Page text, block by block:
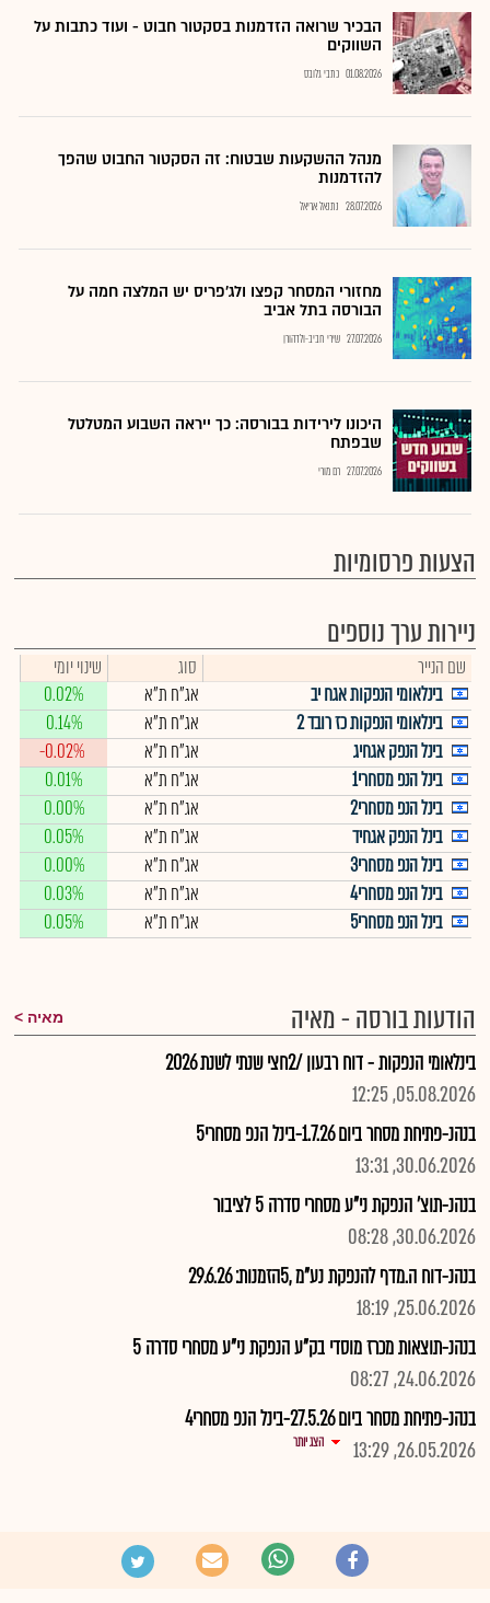
הבכיר שרואה הזדמנות בסקטור חבוט - ועוד כתבות על
השווקים
01.08.2026 כתבי גלובס
מנהל ההשקעות שבטוח: זה הסקטור החבוט שהפך
להזדמנות
28.07.2026 נתנאל אריאל
מחזורי המסחר קפצו ולג'פריס יש המלצה חמה על
הבורסה בתל אביב
27.07.2026 שירי חביב-ולדהורן
היכונו לירידות בבורסה: כך ייראה השבוע המטלטל
שבפתח
27.07.2026 רם מורי
הצעות פרסומיות
ניירות ערך נוספים
שם הנייר סוג
שינוי יומי
בינלאומי הנפקות אגח יב
אג"ח ת"א
0.02%
בינלאומי הנפקות כז רובד 2
אג"ח ת"א
0.14%
בינל הנפק אגחיג
אג"ח ת"א
-0.02%
בינל הנפ מסחרי1
אג"ח ת"א
0.01%
בינל הנפ מסחרי2
אג"ח ת"א
0.00%
בינל הנפק אגחיד
אג"ח ת"א
0.05%
בינל הנפ מסחרי3
אג"ח ת"א
0.00%
בינל הנפ מסחרי4
אג"ח ת"א
0.03%
בינל הנפ מסחרי5
אג"ח ת"א 0.05%
הודעות בורסה - מאיה מאיה
בינלאומי הנפקות - דוח רבעון /2חצי שנתי לשנת 2026
05.08.2026, 12:25
בנהנ-פתיחת מסחר ביום 1.7.26-בינל הנפ מסחרי5
30.06.2026, 13:31
בנהנ-תוצ' הנפקת ני"ע מסחרי סדרה 5 לציבור
30.06.2026, 08:28
בנהנ-דוח ה.מדף להנפקת נע"מ ,5הזמנות: 29.6.26
25.06.2026, 18:19
בנהנ-תוצאות מכרז מוסדי בק"ע הנפקת ני"ע מסחרי סדרה 5
24.06.2026, 08:27
בנהנ-פתיחת מסחר ביום 27.5.26-בינל הנפ מסחרי4
26.05.2026, 13:29
הצג יותר